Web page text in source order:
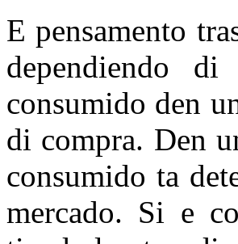
E pensamento
dependiendo
consumido den
di compra. Den
consumido ta
mercado. Si e